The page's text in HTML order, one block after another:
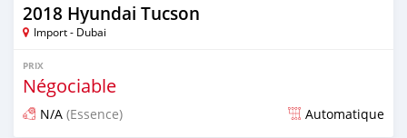
2018 Hyundai Tucson
Import - Dubai
PRIX
Négociable
N/A (Essence) Automatique